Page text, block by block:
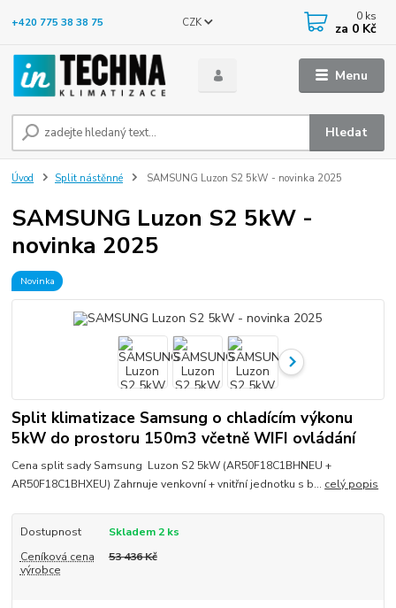
Menu
CZK
Hledat
+420 775 38 38 75 0 ks
za 0 Kč
Úvod Split nástěnné SAMSUNG Luzon S2 5kW - novinka 2025
SAMSUNG Luzon S2 5kW -
novinka 2025
Novinka
Split klimatizace Samsung o chladícím výkonu
5kW do prostoru 150m3 včetně WIFI ovládání
Cena split sady Samsung Luzon S2 5kW (AR50F18C1BHNEU +
AR50F18C1BHXEU) Zahrnuje venkovní + vnitřní jednotku s b... celý popis
Dostupnost
Skladem 2 ks
Ceníková cena
výrobce
53 436 Kč